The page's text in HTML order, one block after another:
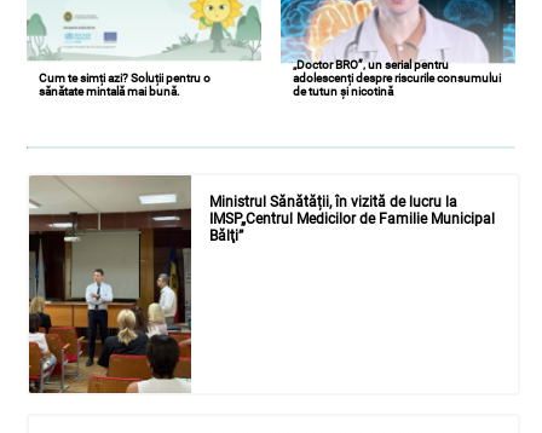
Cum te simți azi? Soluții pentru o
sănătate mintală mai bună.
„Doctor BRO”, un serial pentru
adolescenți despre riscurile consumului
de tutun și nicotină
Ministrul Sănătății, în vizită de lucru la
IMSP„Centrul Medicilor de Familie Municipal
Bălţi”